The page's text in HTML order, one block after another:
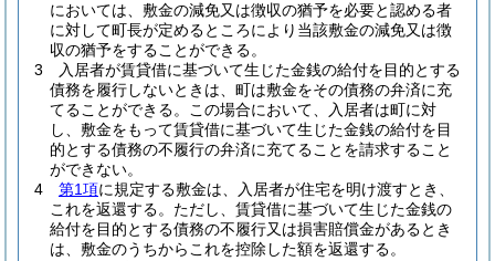
においては、敷金の減免又は徴収の猶予を必要と認める者
に対して町長が定めるところにより当該敷金の減免又は徴
収の猶予をすることができる。
3
入居者が賃貸借に基づいて生じた金銭の給付を目的とする
債務を履行しないときは、町は敷金をその債務の弁済に充
てることができる。この場合において、入居者は町に対
し、敷金をもって賃貸借に基づいて生じた金銭の給付を目
的とする債務の不履行の弁済に充てることを請求すること
ができない。
4
第1項に規定する敷金は、入居者が住宅を明け渡すとき、
これを返還する。 ただし、賃貸借に基づいて生じた金銭の
給付を目的とする債務の不履行又は損害賠償金があるとき
は、敷金のうちからこれを控除した額を返還する。